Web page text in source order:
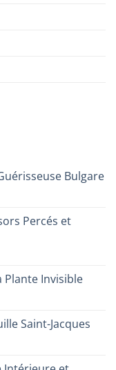
Bulgare
Percés et
Plante Invisible
Saint-Jacques